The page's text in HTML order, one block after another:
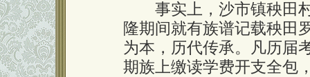
事实上，沙市镇秧田村
隆期间就有族谱记载秧田
为本，历代传承。凡历届
期族上缴读学费开支全包